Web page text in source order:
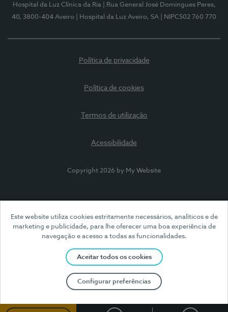
Este website utiliza cookies estritamente necessários, analíticos e de
marketing e publicidade, para lhe oferecer uma boa experiência de
navegação e acesso a todas as funcionalidades.
Aceitar todos os cookies
Configurar preferências
Hospital da Luz Clínica da Ria
| Rua General José Domingues Peres,
40, 3800-404 Aveiro
| Hospital da Luz Aveiro, SA | NIPC502 760 770
Política de privacidade
Política de cookies
Termos de utilização
Acessibilidade
Copyright 2026 by My Website